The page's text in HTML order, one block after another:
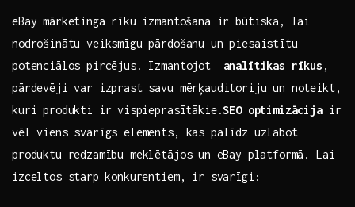
eBay mārketinga rīku⁢ izmantošana ir būtiska, lai
nodrošinātu ‌veiksmīgu pārdošanu un piesaistītu
‌potenciālos pircējus. Izmantojot ​ analītikas rīkus ,
‌pārdevēji var izprast savu mērķauditoriju un noteikt,
kuri produkti ir⁢ vispieprasītākie.SEO optimizācijair‌
vēl viens svarīgs ​elements, kas palīdz uzlabot
produktu redzamību meklētājos un⁣ eBay ‍platformā. Lai
izceltos starp ⁢konkurentiem, ir svarīgi: